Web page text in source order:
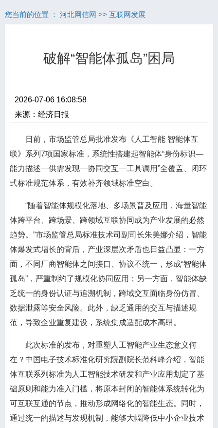
您当前的位置 ： 河北网信网 >> 互联网发展
破解“智能体孤岛”困局
2026-07-06 16:08:58
来源：经济日报
日前，市场监管总局批准发布《人工智能 智能体互
联》系列7项国家标准，系统性搭建起智能体“身份标识—
能力描述—供需发现—协同交互—工具调用”全覆盖、闭环
式标准规范体系，有效补齐领域标准空白。
“随着智能体规模化落地、多场景普及应用，海量智能
体跨平台、跨场景、跨领域互联协同成为产业发展的必然
趋势。”市场监管总局标准技术司副司长朱美娜介绍，智能
体爆发式增长的背后，产业深层次矛盾也日益凸显：一方
面，不同厂商智能体之间接口、协议不统一，形成“智能体
孤岛”，严重制约了规模化协同应用；另一方面，智能体缺
乏统一的身份认证与追溯机制，跨域交互面临身份仿冒、
数据泄露等安全风险。此外，缺乏通用的交互与描述规
范，导致企业重复建设，系统集成适配成本高昂。
此次标准的发布，对重塑人工智能产业生态意义何
在？中国电子技术标准化研究院副院长范科峰介绍，智能
体互联系列标准为人工智能技术研发和产业应用划定了基
础原则和能力准入门槛，将原本封闭的智能体系统转化为
可互联互通的节点，推动形成网络化的智能生态。同时，
通过统一的描述与发现机制，能够大幅降低中小企业技术